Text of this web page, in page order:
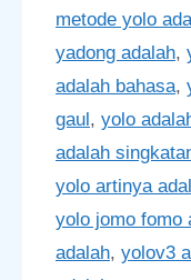
metode yolo
yadong adalah,
adalah bahasa,
gaul , yolo
adalah
yolo artinya
yolo jomo fomo
adalah, yolov3